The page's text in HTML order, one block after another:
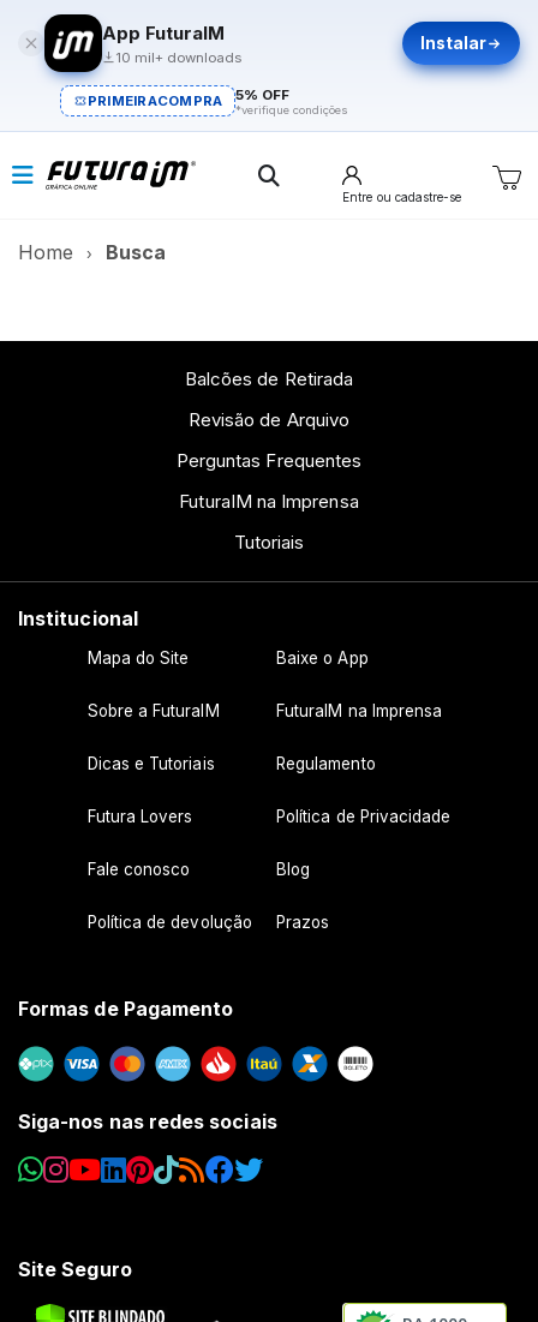
App FuturaIM
10 mil+ downloads
Instalar
PRIMEIRACOMPRA 5% OFF
*verifique condições
Entre ou cadastre-se
Home Busca
Balcões de Retirada
Revisão de Arquivo
Perguntas Frequentes
FuturaIM na Imprensa
Tutoriais
Institucional
Mapa do Site Baixe o App
Sobre a FuturaIM FuturaIM na Imprensa
Dicas e Tutoriais Regulamento
Futura Lovers Política de Privacidade
Fale conosco Blog
Política de devolução Prazos
Formas de Pagamento
Siga-nos nas redes sociais
Site Seguro